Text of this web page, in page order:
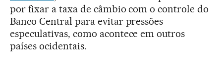
por fixar a taxa de câmbio com o controle do
Banco Central para evitar pressões
especulativas, como acontece em outros
países ocidentais.